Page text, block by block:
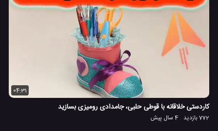
04:31
کاردستی خلاقانه با قوطی حلبی، جامدادی رومیزی بسازید
772 بازدید 4 سال پیش